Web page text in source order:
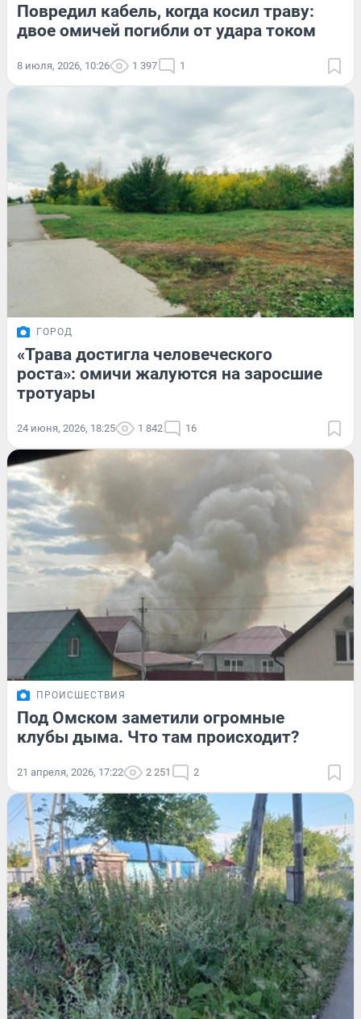
Повредил кабель, когда косил траву:
двое омичей погибли от удара током
8 июля, 2026, 10:26 1 397 1
ГОРОД
«Трава достигла человеческого
роста»: омичи жалуются на заросшие
тротуары
24 июня, 2026, 18:25 1 842 16
ПРОИСШЕСТВИЯ
Под Омском заметили огромные
клубы дыма. Что там происходит?
21 апреля, 2026, 17:22 2 251 2